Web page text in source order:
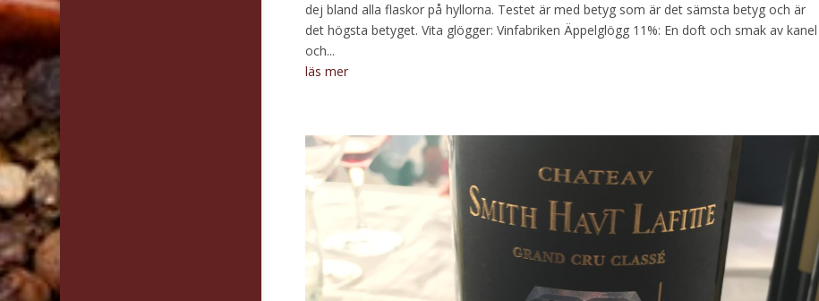
dej bland alla flaskor på hyllorna. Testet är med betyg som är det sämsta betyg och är
det högsta betyget. Vita glögger: Vinfabriken Äppelglögg 11%: En doft och smak av kanel
och...
läs mer